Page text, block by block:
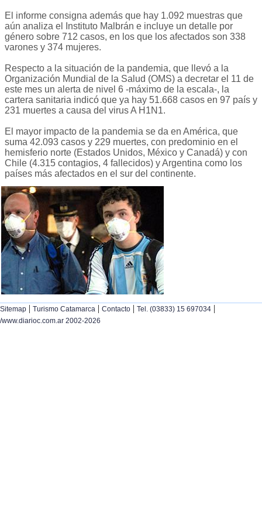
El informe consigna además que hay 1.092 muestras que
aún analiza el Instituto Malbrán e incluye un detalle por
género sobre 712 casos, en los que los afectados son 338
varones y 374 mujeres.
Respecto a la situación de la pandemia, que llevó a la
Organización Mundial de la Salud (OMS) a decretar el 11 de
este mes un alerta de nivel 6 -máximo de la escala-, la
cartera sanitaria indicó que ya hay 51.668 casos en 97 país y
231 muertes a causa del virus A H1N1.
El mayor impacto de la pandemia se da en América, que
suma 42.093 casos y 229 muertes, con predominio en el
hemisferio norte (Estados Unidos, México y Canadá) y con
Chile (4.315 contagios, 4 fallecidos) y Argentina como los
países más afectados en el sur del continente.
Sitemap | Turismo Catamarca | Contacto | Tel. (03833) 15 697034 |
/www.diarioc.com.ar 2002-2026